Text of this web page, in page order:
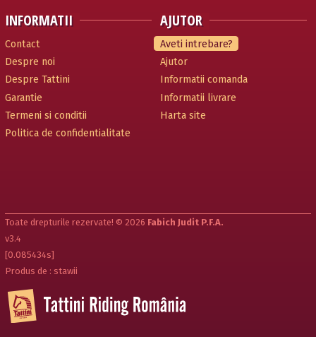
INFORMATII
Contact
Despre noi
Despre Tattini
Garantie
Termeni si conditii
Politica de confidentialitate
AJUTOR
Aveti intrebare?
Ajutor
Informatii comanda
Informatii livrare
Harta site
Toate drepturile rezervate! © 2026 Fabich Judit P.F.A.
v3.4
[0.085434s]
Produs de : stawii